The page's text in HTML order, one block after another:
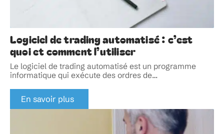
Logiciel de trading automatisé : c’est
quoi et comment l’utiliser
Le logiciel de trading automatisé est un programme
informatique qui exécute des ordres de…
En savoir plus